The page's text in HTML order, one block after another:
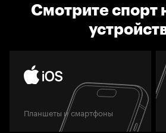
Смотрите спорт
Планшеты и смартфоны